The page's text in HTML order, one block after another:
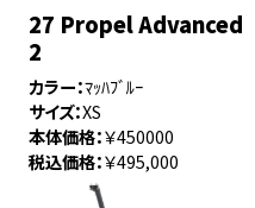
27 Propel Advanced
2
カラー ﾏｯﾊﾌﾞﾙｰ
サイズ XS
本体価格 ￥450000
税込価格 ￥495,000